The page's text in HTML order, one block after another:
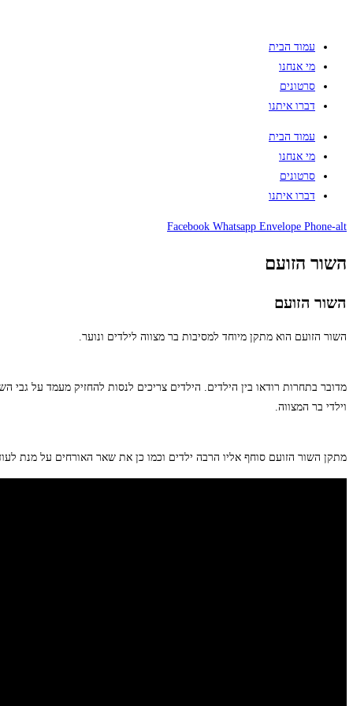
עמוד הבית
מי אנחנו
סרטונים
דברו איתנו
עמוד הבית
מי אנחנו
סרטונים
דברו איתנו
Facebook Whatsapp Envelope Phone-alt
השור הזועם
השור הזועם
השור הזועם הוא מתקן מיוחד למסיבות בר מצווה לילדים ונוער.
מדובר בתחרות רודאו בין הילדים. הילדים צריכים לנסות להחזיק מעמד על גבי
וילדי בר המצווה.
מתקן השור הזועם סוחף אליו הרבה ילדים וכמו כן את שאר האורחים על מנת